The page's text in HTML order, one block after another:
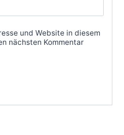
und Website in diesem
nächsten Kommentar